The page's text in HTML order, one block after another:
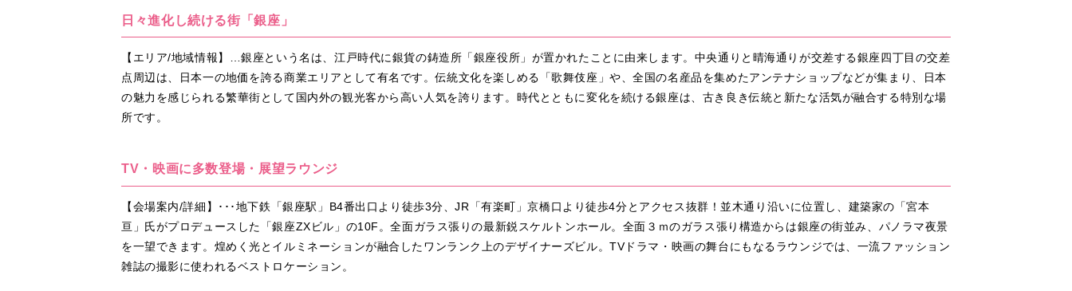
日々進化し続ける街「銀座」
【エリア/地域情報】…銀座という名は、江戸時代に銀貨の鋳造所「銀座役所」が置かれたことに由来します。中央通りと晴海通りが交差する銀座四丁目の交差
点周辺は、日本一の地価を誇る商業エリアとして有名です。伝統文化を楽しめる「歌舞伎座」や、全国の名産品を集めたアンテナショップなどが集まり、日本
の魅力を感じられる繁華街として国内外の観光客から高い人気を誇ります。時代とともに変化を続ける銀座は、古き良き伝統と新たな活気が融合する特別な場
所です。
TV・映画に多数登場・展望ラウンジ
【会場案内/詳細】･･･地下鉄「銀座駅」B4番出口より徒歩3分、JR「有楽町」京橋口より徒歩4分とアクセス抜群！並木通り沿いに位置し、建築家の「宮本
亘」氏がプロデュースした「銀座ZXビル」の10F。全面ガラス張りの最新鋭スケルトンホール。全面３ｍのガラス張り構造からは銀座の街並み、パノラマ夜景
を一望できます。煌めく光とイルミネーションが融合したワンランク上のデザイナーズビル。TVドラマ・映画の舞台にもなるラウンジでは、一流ファッション
雑誌の撮影に使われるベストロケーション。